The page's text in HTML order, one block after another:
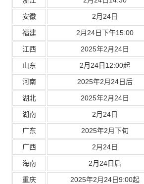
安徽 2月24日
福建 2月24日下午15:00
江西 2025年2月24日
山东 2月24日12:00起
河南 2025年2月24日后
湖北 2025年2月24日
湖南 2月24日
广东 2025年2月下旬
广西 2月24日
海南 2月24日后
重庆 2025年2月24日9:00起